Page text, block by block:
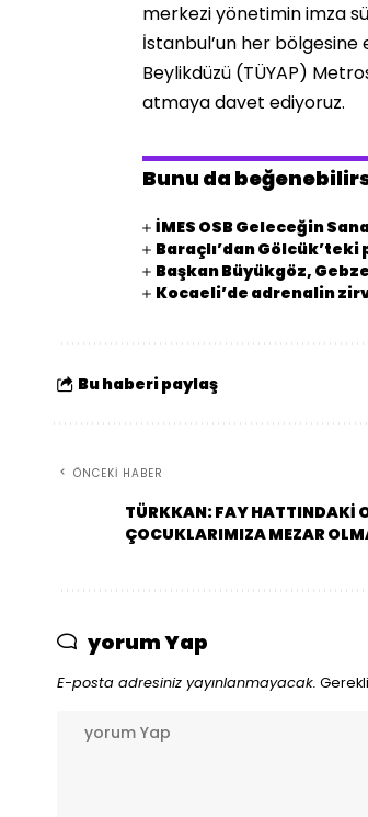
merkezi yönetimin imza
İstanbul’un her
Beylikdüzü (TÜYAP)
atmaya davet ediyoruz.
Bunu da
İMES OSB Geleceğin
Baraçlı’dan
Başkan Büyükgöz,
Kocaeli’de adrenalin
Bu haberi paylaş
ÖNCEKI HABER
TÜRKKAN: FAY HATTINDAKİ
ÇOCUKLARIMIZA MEZAR
yorum Yap
E-posta adresiniz yayınlanmayacak.